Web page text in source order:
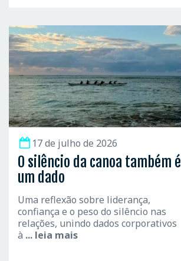
17 de julho de 2026
O silêncio da canoa também é
um dado
Uma reflexão sobre liderança,
confiança e o peso do silêncio nas
relações, unindo dados corporativos
à ... leia mais